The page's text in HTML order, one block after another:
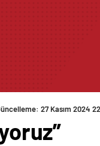
27 Kasım 2024